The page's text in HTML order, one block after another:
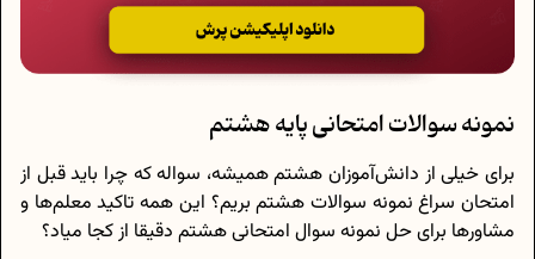
نمونه سوالات امتحانی پایه هشتم
برای خیلی از دانش‌آموزان هشتم همیشه، سواله که چرا باید قبل از
امتحان سراغ نمونه سوالات هشتم بریم؟ این همه تاکید معلم‌ها و
مشاورها برای حل نمونه سوال امتحانی هشتم دقیقا از کجا میاد؟